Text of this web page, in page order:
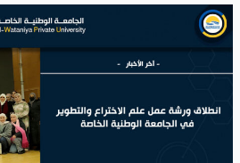
انطلاق
ورشة
عمل
علم
الاختراع
والتطوير